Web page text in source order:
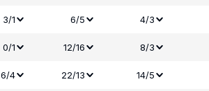
3/1 6/5 4/3
0/1 12/16 8/3
6/4 22/13 14/5